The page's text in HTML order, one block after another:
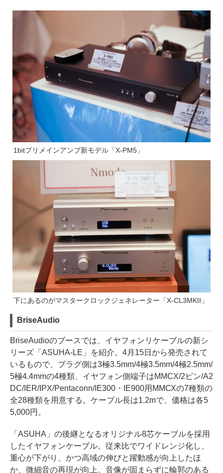
1bitプリメインアンプ新モデル「X-PM5」
下にあるのがマスタークロックジェネレーター「X-CL3MKII」
BriseAudio
BriseAudioのブースでは、イヤフォンリケーブルの新シ
リーズ「ASUHA-LE」を紹介。4月15日から発売されて
いるもので、プラグ側は3極3.5mm/4極3.5mm/4極2.5mm/
5極4.4mmの4種類、イヤフォン側端子はMMCX/2ピン/A2
DC/IER/IPX/Pentaconn/IE300・IE900用MMCXの7種類の
全28種類を用意する。ケーブル長は1.2mで、価格は各5
5,000円。
「ASUHA」の後継となるオリジナル8芯ケーブルを採用
したイヤフォンケーブル。従来比でワイドレンジ化し、
重心が下がり、かつ高域の伸びと躍動感が向上したほ
か、微細音の再現が向上。音像が固まらずに輪郭のある